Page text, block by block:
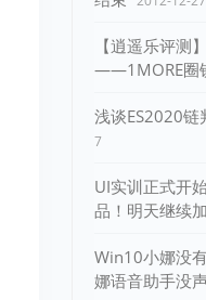
【逍遥乐评测
——1MORE圈
浅谈ES2020链
7
UI实训正式开
品！明天继续
Win10小娜没
娜语音助手没